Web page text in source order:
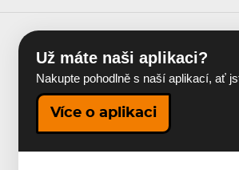
Už máte naši aplikaci?
Nakupte pohodlně s naší aplikací, ať
Více o aplikaci